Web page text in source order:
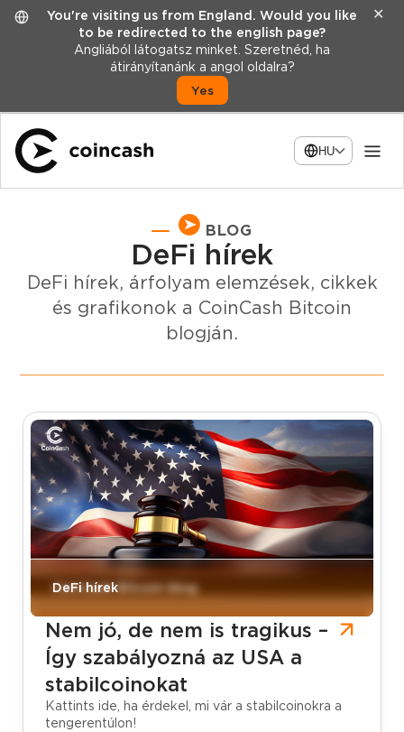
You're visiting us from England. Would you like
to be redirected to the english page?
Angliából látogatsz minket. Szeretnéd, ha
átirányítanánk a angol oldalra?
Yes
✕
HU
BLOG
DeFi hírek
DeFi hírek, árfolyam elemzések, cikkek
és grafikonok a CoinCash Bitcoin
blogján.
CoinCash Bitcoin blog
DeFi hírek
Nem jó, de nem is tragikus –
Így szabályozná az USA a
stabilcoinokat
Kattints ide, ha érdekel, mi vár a stabilcoinokra a
tengerentúlon!